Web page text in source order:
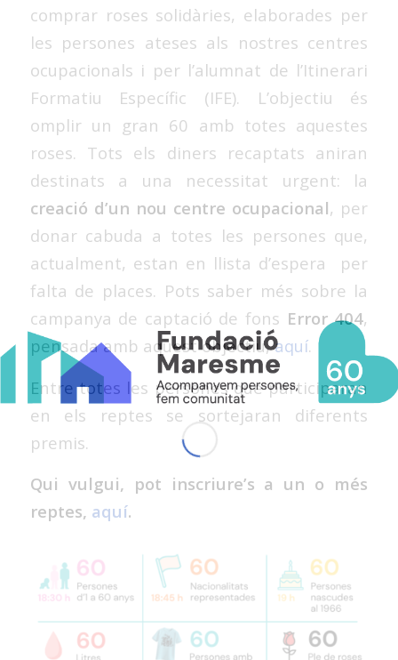
comprar roses solidàries, elaborades per
les persones ateses als nostres centres
ocupacionals i per l’alumnat de l’Itinerari
Formatiu Específic (IFE). L’objectiu és
omplir un gran 60 amb totes aquestes
roses. Tots els diners recaptats aniran
destinats a una necessitat urgent: la
creació d’un nou centre ocupacional, per
donar cabuda a totes les persones que,
actualment, estan en llista d’espera per
falta de places. Pots saber més sobre la
campanya de captació de fons Error 404,
pensada amb aquest objectiu,aquí.
Entre totes les persones que participaran
en els reptes se sortejaran diferents
premis.
Qui vulgui, pot inscriure’s a un o més
reptes, aquí.